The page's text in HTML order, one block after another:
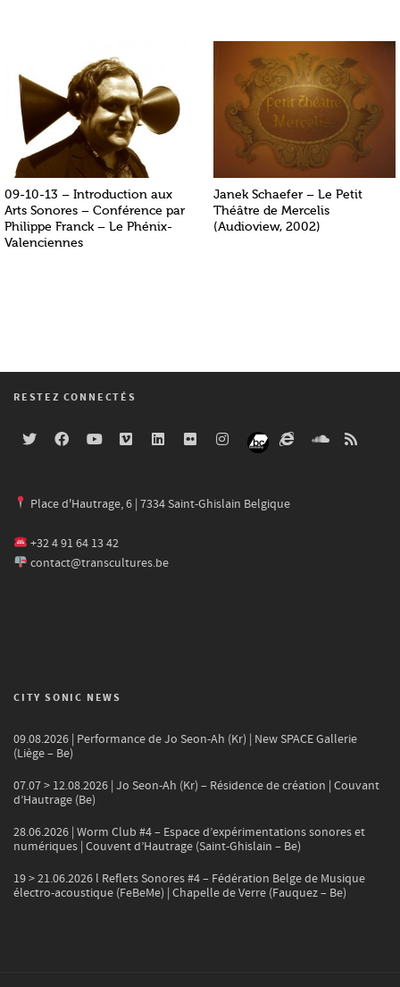
09-10-13 – Introduction aux
Arts Sonores – Conférence par
Philippe Franck – Le Phénix-
Valenciennes
Janek Schaefer – Le Petit
Théâtre de Mercelis
(Audioview, 2002)
RESTEZ CONNECTÉS
Place d'Hautrage, 6 | 7334 Saint-Ghislain Belgique
+32 4 91 64 13 42
contact@transcultures.be
CITY SONIC NEWS
09.08.2026 | Performance de Jo Seon-Ah (Kr) | New SPACE Gallerie
(Liège – Be)
07.07 > 12.08.2026 | Jo Seon-Ah (Kr) – Résidence de création | Couvant
d’Hautrage (Be)
28.06.2026 | Worm Club #4 – Espace d’expérimentations sonores et
numériques | Couvent d’Hautrage (Saint-Ghislain – Be)
19 > 21.06.2026 l Reflets Sonores #4 – Fédération Belge de Musique
électro-acoustique (FeBeMe) | Chapelle de Verre (Fauquez – Be)